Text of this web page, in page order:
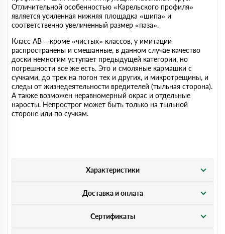
Отличительной особенностью «Карельского профиля»
является усиленная нижняя площадка «шипа» и
соответственно увеличенный размер «паза».
Класс АВ – кроме «чистых» классов, у имитации
распространены и смешанные, в данном случае качество
доски немногим уступает предыдущей категории, но
погрешности все же есть. Это и смоляные кармашки с
сучками, до трех на погон тех и других, и микротрещины, и
следы от жизнедеятельности вредителей (тыльная сторона).
А также возможен неравномерный окрас и отдельные
наросты. Непрострог может быть только на тыльной
стороне или по сучкам.
Характеристики
Доставка и оплата
Сертификаты